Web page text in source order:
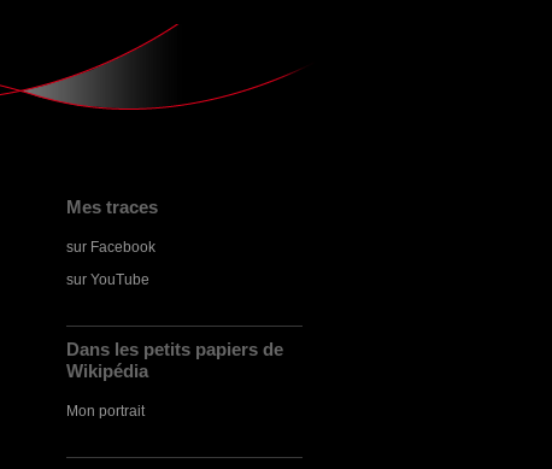
Mes traces
sur Facebook
sur YouTube
Dans les petits papiers de
Wikipédia
Mon portrait